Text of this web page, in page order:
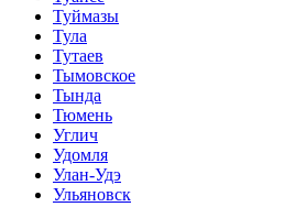
Туймазы
Тула
Тутаев
Тымовское
Тында
Тюмень
Углич
Удомля
Улан-Удэ
Ульяновск